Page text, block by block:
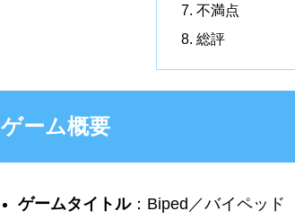
不満点
総評
ゲーム概要
ゲームタイトル：Biped／バイペッド